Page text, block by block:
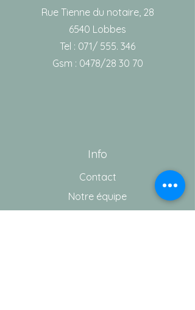
Rue Tienne du notaire, 28
6540 Lobbes
Tel : 071/ 555. 346
Gsm : 0478/28 30 70
Info
Contact
Notre équipe